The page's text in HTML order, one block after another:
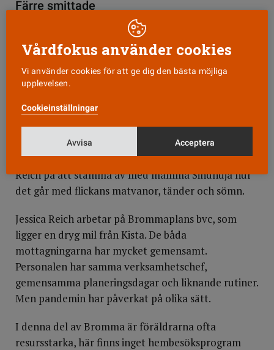
Färre smittade
månader. Foto: Anna
Simonsson.
Swosch, säger de t, så har den blåa träklossen åkt
Det är precis som det ska, konstaterar
distriktssköterskan Jessica Reich, allt utforskas
genom munnen i den åldern. När Mishikaas
knubbiga fingrar greppar en ny kloss passar Jessica
Reich på att stämma av med mamma Sindhuja hur
det går med flickans matvanor, tänder och sömn.
Jessica Reich arbetar på Brommaplans bvc, som
ligger en dryg mil från Kista. De båda
mottagningarna har mycket gemensamt.
Personalen har samma verksamhetschef,
gemensamma planeringsdagar och liknande rutiner.
Men pandemin har påverkat på olika sätt.
I denna del av Bromma är föräldrarna ofta
resursstarka, här finns inget hembesöksprogram
Vårdfokus använder cookies
Vi använder cookies för att ge dig den bästa möjliga
upplevelsen.
Cookieinställningar
Avvisa Acceptera